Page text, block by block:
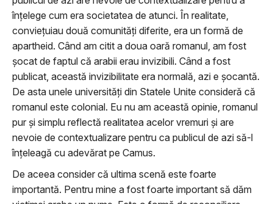
înţelege cum era societatea de atunci. În realitate,
convieţuiau două comunităţi diferite, era un formă de
apartheid. Când am citit a doua oară romanul, am fost
şocat de faptul că arabii erau invizibili. Când a fost
publicat, această invizibilitate era normală, azi e şocantă.
De asta unele universităţi din Statele Unite consideră că
romanul este colonial. Eu nu am această opinie, romanul
pur şi simplu reflectă realitatea acelor vremuri şi are
nevoie de contextualizare pentru ca publicul de azi să-l
înţeleagă cu adevărat pe Camus.
De aceea consider că ultima scenă este foarte
importantă. Pentru mine a fost foarte important să dăm